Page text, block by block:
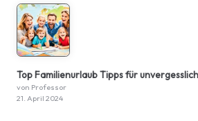
Top Familienurlaub Tipps für
von Professor
21. April 2024